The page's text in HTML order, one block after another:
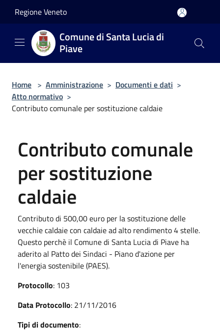
Regione Veneto
Comune di Santa Lucia di
Piave
Home > Amministrazione > Documenti e dati >
Atto normativo >
Contributo comunale per sostituzione caldaie
Contributo comunale
per sostituzione
caldaie
Contributo di 500,00 euro per la sostituzione delle
vecchie caldaie con caldaie ad alto rendimento 4 stelle.
Questo perchè il Comune di Santa Lucia di Piave ha
aderito al Patto dei Sindaci - Piano d'azione per
l'energia sostenibile (PAES).
Protocollo: 103
Data Protocollo: 21/11/2016
Tipi di documento: